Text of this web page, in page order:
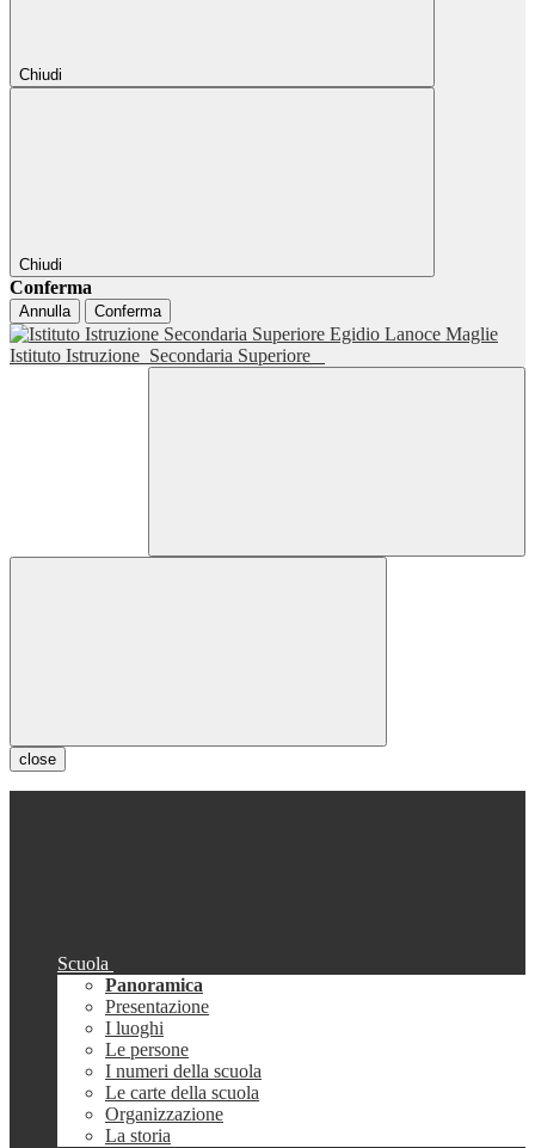
Chiudi
Chiudi
Conferma
Annulla Conferma
Istituto Istruzione Secondaria Superiore
close
Scuola
Panoramica
Presentazione
I luoghi
Le persone
I numeri della scuola
Le carte della scuola
Organizzazione
La storia